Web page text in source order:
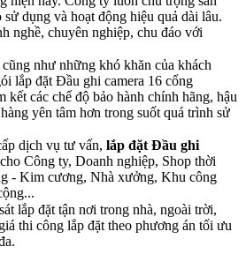
dụng và hoạt động hiệu quả dài lâu.
nghề, chuyên nghiệp, chu đáo với
như những khó khăn của khách
lắp đặt Đầu ghi camera 16 cổng
kết các chế độ bảo hành chính hãng, hậu
yên tâm hơn trong suốt quá trình sử
dịch vụ tư vấn, lắp đặt Đầu ghi
cho Công ty, Doanh nghiệp, Shop thời
- Kim cương, Nhà xưởng, Khu công
lắp đặt tận nơi trong nhà, ngoài trời,
thi công lắp đặt theo phương án tối ưu